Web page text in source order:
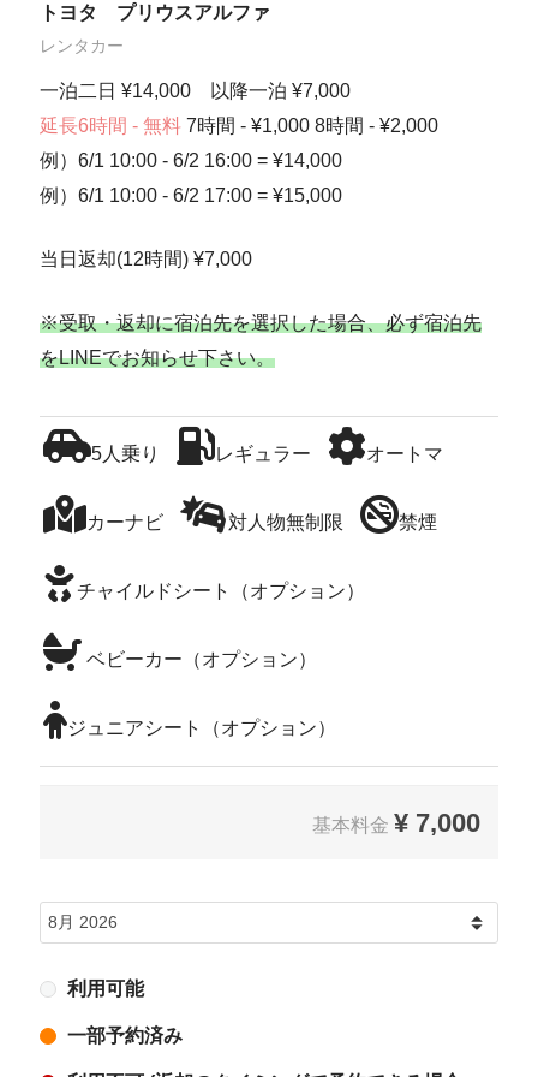
トヨタ プリウスアルファ
レンタカー
一泊二日 ¥14,000 以降一泊 ¥7,000
延長6時間 - 無料7時間 - ¥1,000 8時間 - ¥2,000
例）6/1 10:00 - 6/2 16:00 = ¥14,000
例）6/1 10:00 - 6/2 17:00 = ¥15,000
当日返却(12時間) ¥7,000
※受取・返却に宿泊先を選択した場合、必ず宿泊先
をLINEでお知らせ下さい。
5人乗り レギュラー オートマ
カーナビ 対人物無制限 禁煙
チャイルドシート（オプション）
ベビーカー（オプション）
ジュニアシート（オプション）
基本料金 ¥ 7,000
利用可能
一部予約済み